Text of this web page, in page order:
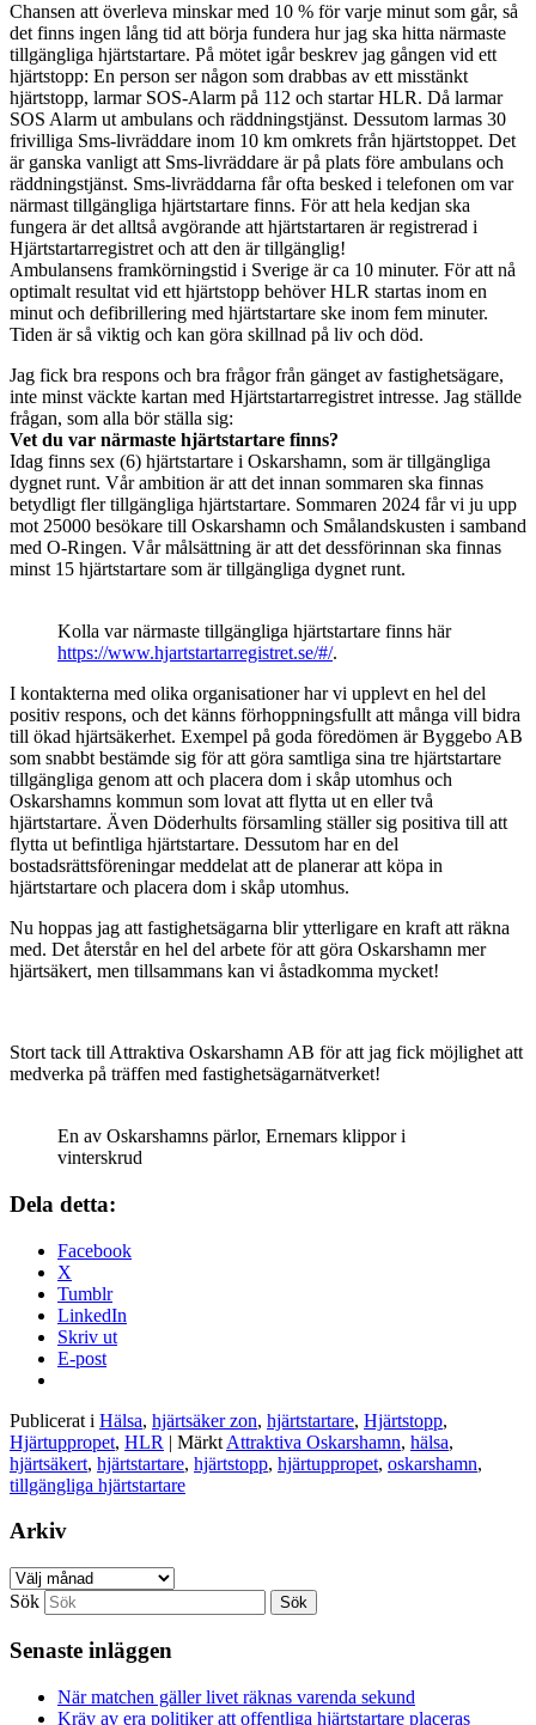
Chansen att överleva minskar med 10 % för varje minut som går, så
det finns ingen lång tid att börja fundera hur jag ska hitta närmaste
tillgängliga hjärtstartare. På mötet igår beskrev jag gången vid ett
hjärtstopp: En person ser någon som drabbas av ett misstänkt
hjärtstopp, larmar SOS-Alarm på 112 och startar HLR. Då larmar
SOS Alarm ut ambulans och räddningstjänst. Dessutom larmas 30
frivilliga Sms-livräddare inom 10 km omkrets från hjärtstoppet. Det
är ganska vanligt att Sms-livräddare är på plats före ambulans och
räddningstjänst. Sms-livräddarna får ofta besked i telefonen om var
närmast tillgängliga hjärtstartare finns. För att hela kedjan ska
fungera är det alltså avgörande att hjärtstartaren är registrerad i
Hjärtstartarregistret och att den är tillgänglig!
Ambulansens framkörningstid i Sverige är ca 10 minuter. För att nå
optimalt resultat vid ett hjärtstopp behöver HLR startas inom en
minut och defibrillering med hjärtstartare ske inom fem minuter.
Tiden är så viktig och kan göra skillnad på liv och död.
Jag fick bra respons och bra frågor från gänget av fastighetsägare,
inte minst väckte kartan med Hjärtstartarregistret intresse. Jag ställde
frågan, som alla bör ställa sig:
Vet du var närmaste hjärtstartare finns?
Idag finns sex (6) hjärtstartare i Oskarshamn, som är tillgängliga
dygnet runt. Vår ambition är att det innan sommaren ska finnas
betydligt fler tillgängliga hjärtstartare. Sommaren 2024 får vi ju upp
mot 25000 besökare till Oskarshamn och Smålandskusten i samband
med O-Ringen. Vår målsättning är att det dessförinnan ska finnas
minst 15 hjärtstartare som är tillgängliga dygnet runt.
Kolla var närmaste tillgängliga hjärtstartare finns här
https://www.hjartstartarregistret.se/#/.
I kontakterna med olika organisationer har vi upplevt en hel del
positiv respons, och det känns förhoppningsfullt att många vill bidra
till ökad hjärtsäkerhet. Exempel på goda föredömen är Byggebo AB
som snabbt bestämde sig för att göra samtliga sina tre hjärtstartare
tillgängliga genom att och placera dom i skåp utomhus och
Oskarshamns kommun som lovat att flytta ut en eller två
hjärtstartare. Även Döderhults församling ställer sig positiva till att
flytta ut befintliga hjärtstartare. Dessutom har en del
bostadsrättsföreningar meddelat att de planerar att köpa in
hjärtstartare och placera dom i skåp utomhus.
Nu hoppas jag att fastighetsägarna blir ytterligare en kraft att räkna
med. Det återstår en hel del arbete för att göra Oskarshamn mer
hjärtsäkert, men tillsammans kan vi åstadkomma mycket!
Stort tack till Attraktiva Oskarshamn AB för att jag fick möjlighet att
medverka på träffen med fastighetsägarnätverket!
En av Oskarshamns pärlor, Ernemars klippor i
vinterskrud
Dela detta:
Facebook
X
Tumblr
LinkedIn
Skriv ut
E-post
Publicerat i Hälsa, hjärtsäker zon, hjärtstartare, Hjärtstopp,
Hjärtuppropet, HLR | Märkt Attraktiva Oskarshamn, hälsa,
hjärtsäkert, hjärtstartare, hjärtstopp, hjärtuppropet, oskarshamn,
tillgängliga hjärtstartare
Arkiv
Arkiv
Sök
Senaste inläggen
När matchen gäller livet räknas varenda sekund
Kräv av era politiker att offentliga hjärtstartare placeras